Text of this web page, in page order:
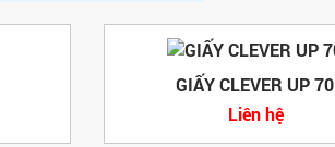
GIẤY CLEVER UP 70
Liên hệ